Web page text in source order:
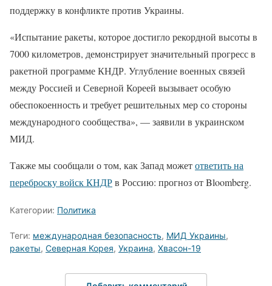
поддержку в конфликте против Украины.
«Испытание ракеты, которое достигло рекордной высоты в
7000 километров, демонстрирует значительный прогресс в
ракетной программе КНДР. Углубление военных связей
между Россией и Северной Кореей вызывает особую
обеспокоенность и требует решительных мер со стороны
международного сообщества», — заявили в украинском
МИД.
Также мы сообщали о том, как Запад можетответить на
переброску войск КНДРв Россию: прогноз от Bloomberg.
Категории: Политика
Теги: международная безопасность, МИД Украины,
ракеты, Северная Корея, Украина, Хвасон-19